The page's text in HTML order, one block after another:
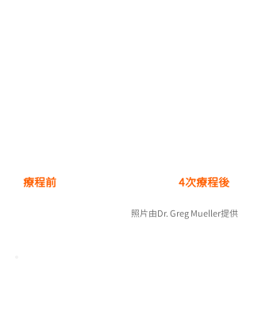
療程前 4次療程後
照片由Dr. Greg Mueller提供